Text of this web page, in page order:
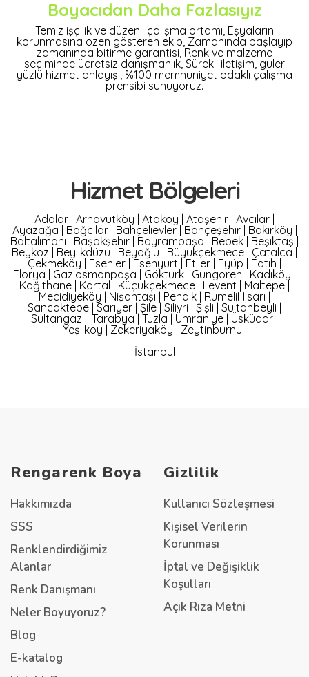
Boyacıdan Daha Fazlasıyız
Temiz işçilik ve düzenli çalışma ortamı, Eşyaların
korunmasına özen gösteren ekip, Zamanında başlayıp
zamanında bitirme garantisi, Renk ve malzeme
seçiminde ücretsiz danışmanlık, Sürekli iletişim, güler
yüzlü hizmet anlayışı, %100 memnuniyet odaklı çalışma
prensibi sunuyoruz.
Hizmet Bölgeleri
Adalar Arnavutköy Ataköy Ataşehir Avcılar
Ayazağa
Bağcılar| Bahçelievler| Bahçeşehir| Bakırköy
Baltalimanı
Başakşehir Bayrampaşa Bebek Beşiktaş
Beykoz
Beylikdüzü Beyoğlu Büyükçekmece Çatalca
Çekmeköy
Esenler Esenyurt Etiler Eyüp Fatih
Florya
Gaziosmanpaşa Göktürk Güngören Kadıköy
Kağıthane Kartal Küçükçekmece Levent Maltepe
Mecidiyeköy
Nişantaşı Pendik RumeliHisarı
Sancaktepe Sarıyer Şile Silivri Şişli Sultanbeyli
Sultangazi Tarabya Tuzla Ümraniye Üsküdar
Yeşilköy
Zekeriyaköy Zeytinburnu
İstanbul
Rengarenk Boya
Hakkımızda
SSS
Renklendirdiğimiz
Alanlar
Renk Danışmanı
Neler Boyuyoruz?
Blog
E-katalog
Gizlilik
Kullanıcı Sözleşmesi
Kişisel Verilerin
Korunması
İptal ve Değişiklik
Koşulları
Açık Rıza Metni